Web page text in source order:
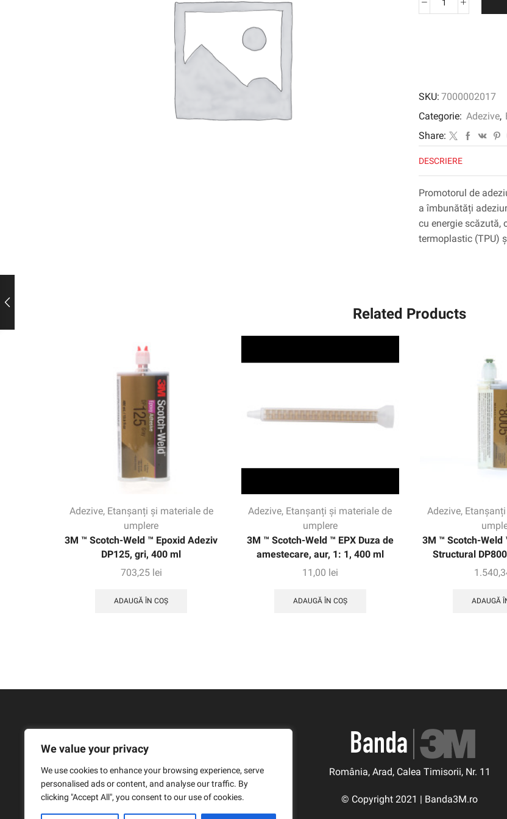
We value your privacy
We use cookies to enhance your browsing experience, serve
personalised ads or content, and analyse our traffic. By
clicking "Accept All", you consent to our use of cookies.
Cantitate
1
SUA
SKU: 7000002017
Categorie: Adezive,
Share:
DESCRIERE
Promotorul de
a îmbunătăți
cu energie scăzută,
termoplastic (TPU)
Related Products
Adezive, Etanșanți și materiale de
umplere
3M ™ Scotch-Weld ™ Epoxid Adeziv
DP125, gri, 400 ml
703,25 lei
ADAUGĂ ÎN COȘ
Adezive, Etanșanți și materiale de
umplere
3M ™ Scotch-Weld ™ EPX Duza de
amestecare, aur, 1: 1, 400 ml
11,00 lei
ADAUGĂ ÎN COȘ
Adezive,
3M ™ Scotch-Weld
Structural
ADAUGĂ
România, Arad, Calea Timisorii, Nr. 11
© Copyright 2021 | Banda3M.ro